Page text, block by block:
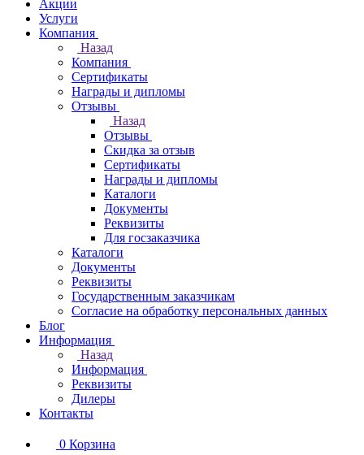
Акции
Услуги
Компания
Назад
Компания
Сертификаты
Награды и дипломы
Отзывы
Назад
Отзывы
Скидка за отзыв
Сертификаты
Награды и дипломы
Каталоги
Документы
Реквизиты
Для госзаказчика
Каталоги
Документы
Реквизиты
Государственным заказчикам
Согласие на обработку персональных данных
Блог
Информация
Назад
Информация
Реквизиты
Дилеры
Контакты
0 Корзина